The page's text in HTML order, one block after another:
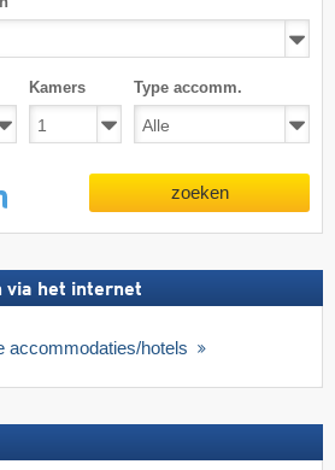
Kamers Type accomm.
zoeken
via het internet
accommodaties/hotels